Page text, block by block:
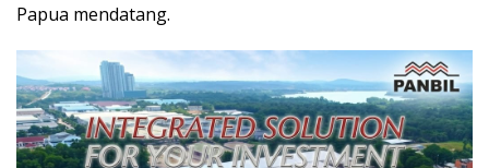
Papua mendatang.